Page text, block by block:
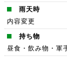
雨天時
内容変更
持ち物
昼食・飲み物・軍